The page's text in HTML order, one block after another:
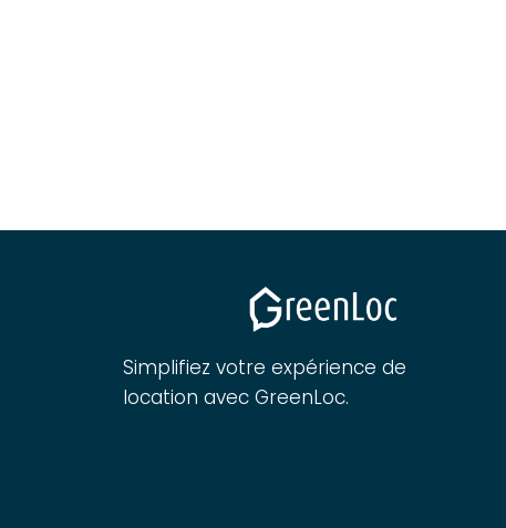
Simplifiez votre expérience de
location avec GreenLoc.